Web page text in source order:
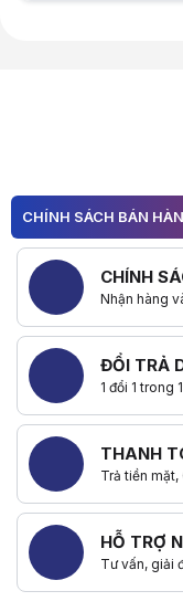
CHÍNH SÁCH BÁN
CHÍNH
Nhận hàng
ĐỔI TRẢ
1 đổi 1 trong
THANH
Trả tiền
HỖ TRỢ
Tư vấn, giải